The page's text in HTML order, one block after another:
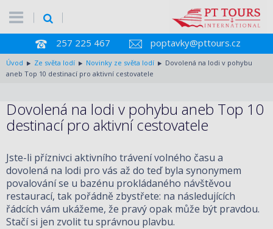
257 225 467 poptavky@pttours.cz
Úvod Ze světa lodí Novinky ze světa lodí
Dovolená na lodi v pohybu
aneb Top 10 destinací pro aktivní cestovatele
Dovolená na lodi v pohybu aneb Top 10
destinací pro aktivní cestovatele
Jste-li příznivci aktivního trávení volného času a
dovolená na lodi pro vás až do teď byla synonymem
povalování se u bazénu prokládaného návštěvou
restaurací, tak pořádně zbystřete: na následujících
řádcích vám ukážeme, že pravý opak může být pravdou.
Stačí si jen zvolit tu správnou plavbu.